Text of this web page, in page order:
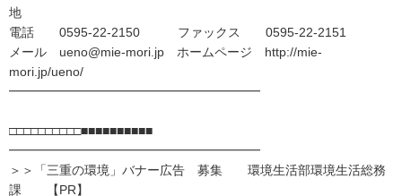
地
電話 0595-22-2150 ファックス 0595-22-2151
メール ueno@mie-mori.jp ホームページ http://mie-
mori.jp/ueno/
━━━━━━━━━━━━━━━━━━━━
□□□□□□□□□□■■■■■■■■■■
━━━━━━━━━━━━━━━━━━━━
＞＞「三重の環境」バナー広告 募集 環境生活部環境生活総務
課 【PR】